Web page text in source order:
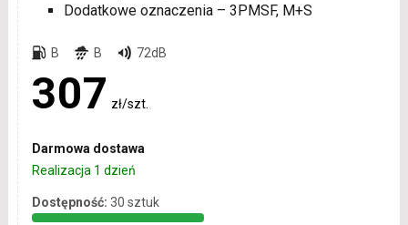
Dodatkowe oznaczenia – 3PMSF, M+S
B B 72dB
307 zł/szt.
Darmowa dostawa
Realizacja 1 dzień
Dostępność: 30 sztuk